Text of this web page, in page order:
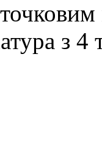
з